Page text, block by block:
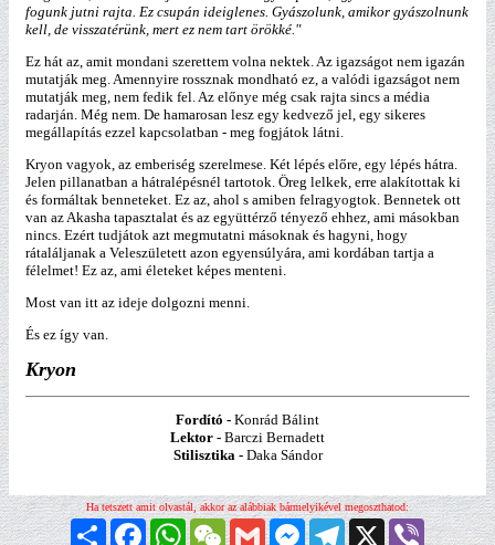
fogunk jutni rajta. Ez csupán ideiglenes. Gyászolunk, amikor gyászolnunk
kell, de visszatérünk, mert ez nem tart örökké."
Ez hát az, amit mondani szerettem volna nektek. Az igazságot nem igazán
mutatják meg. Amennyire rossznak mondható ez, a valódi igazságot nem
mutatják meg, nem fedik fel. Az előnye még csak rajta sincs a média
radarján. Még nem. De hamarosan lesz egy kedvező jel, egy sikeres
megállapítás ezzel kapcsolatban - meg fogjátok látni.
Kryon vagyok, az emberiség szerelmese. Két lépés előre, egy lépés hátra.
Jelen pillanatban a hátralépésnél tartotok. Öreg lelkek, erre alakítottak ki
és formáltak benneteket. Ez az, ahol s amiben felragyogtok. Bennetek ott
van az Akasha tapasztalat és az együttérző tényező ehhez, ami másokban
nincs. Ezért tudjátok azt megmutatni másoknak és hagyni, hogy
rátaláljanak a Veleszületett azon egyensúlyára, ami kordában tartja a
félelmet! Ez az, ami életeket képes menteni.
Most van itt az ideje dolgozni menni.
És ez így van.
Kryon
Fordító - Konrád Bálint
Lektor - Barczi Bernadett
Stilisztika -Daka Sándor
Ha tetszett amit olvastál, akkor az alábbiak bármelyikével megoszthatod:
MegosztásFacebookWhatsApp WeChat Gmail MessengerTelegram X Viber